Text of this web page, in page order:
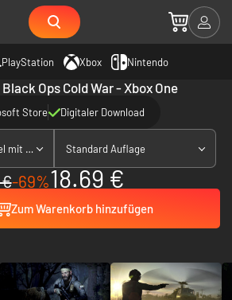
PlayStation Xbox Nintendo
Ops Cold War - Xbox One
Store Digitaler Download
Xbox One - kompatibel mit Xbox Series X|S Standard Auflage
€-69%18.69 €
Zum Warenkorb hinzufügen